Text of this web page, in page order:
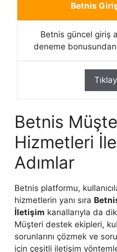
Betnis
Betnis güncel giriş
deneme
Betnis
Hizmetleri
Adımlar
Betnis platformu,
hizmetlerin yanı sıra
İletişim kanallarıyla da
Müşteri destek ekipleri,
sorunlarını çözmek ve
için çeşitli iletişim